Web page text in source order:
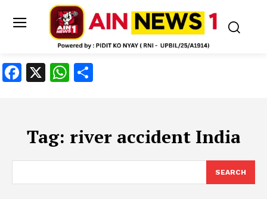
Facebook
X WhatsApp
Tag: river accident India
SEARCH